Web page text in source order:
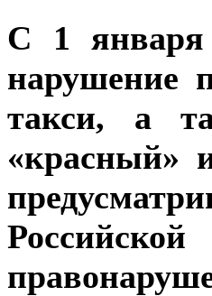
C 1 января
нарушение
такси, а
«красный»